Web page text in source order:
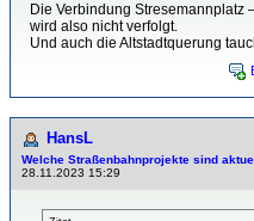
Die Verbindung
wird also nicht verfolgt.
Und auch die Altstadtquerung
HansL
Welche Straßenbahnprojekte sind
28.11.2023 15:29